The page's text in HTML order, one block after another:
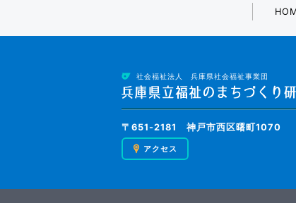
社会福祉法人 兵庫県社会福祉事業団
〒651-2181 神戸市西区曙町1070
アクセス